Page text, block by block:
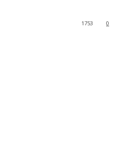
0
1753